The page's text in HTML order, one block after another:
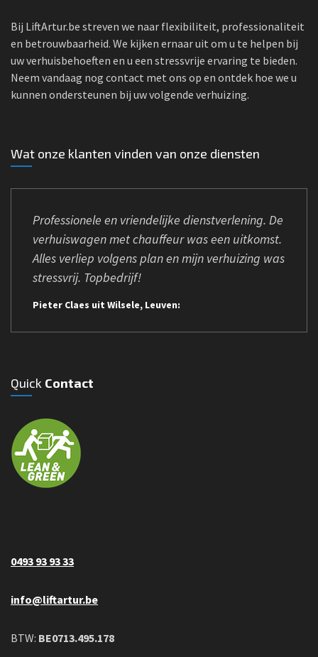
Bij LiftArtur.be streven we naar flexibiliteit, professionaliteit
en betrouwbaarheid. We kijken ernaar uit om u te helpen bij
uw verhuisbehoeften en u een stressvrije ervaring te bieden.
Neem vandaag nog contact met ons op en ontdek hoe we u
kunnen ondersteunen bij uw volgende verhuizing.
Wat onze klanten vinden van onze diensten
Professionele en vriendelijke dienstverlening. De
verhuiswagen met chauffeur was een uitkomst.
Alles verliep volgens plan en mijn verhuizing was
stressvrij. Topbedrijf!
Pieter Claes uit Wilsele, Leuven:
Quick Contact
0493 93 93 33
info@liftartur.be
BTW: BE0713.495.178